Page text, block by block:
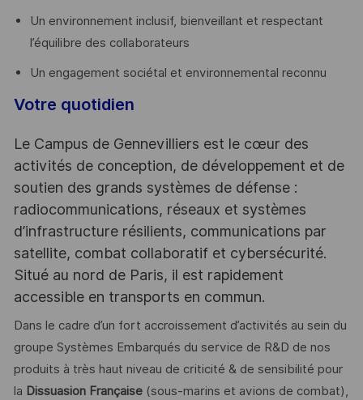
Un environnement inclusif, bienveillant et respectant
l’équilibre des collaborateurs
Un engagement sociétal et environnemental reconnu
Votre quotidien
Le Campus de Gennevilliers est le cœur des
activités de conception, de développement et de
soutien des grands systèmes de défense :
radiocommunications, réseaux et systèmes
d’infrastructure résilients, communications par
satellite, combat collaboratif et cybersécurité.
Situé au nord de Paris, il est rapidement
accessible en transports en commun.
Dans le cadre d’un fort accroissement d’activités au sein du
groupe Systèmes Embarqués du service de R&D de nos
produits à très haut niveau de criticité & de sensibilité pour
la Dissuasion Française(sous-marins et avions de combat),